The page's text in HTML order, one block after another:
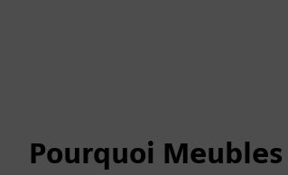
Pourquoi